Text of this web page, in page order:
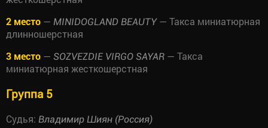
2 место — MINIDOGLAND BEAUTY— Такса миниатюрная
длинношерстная
3 место — SOZVEZDIE VIRGO SAYAR — Такса
миниатюрная жесткошерстная
Группа 5
Судья: Владимир Шиян (Россия)